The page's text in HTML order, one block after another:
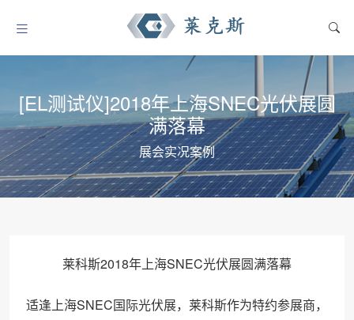
[EL测试仪]2018年上海SNEC光伏展圆
满落幕
展会实况案例
莱科斯2018年上海SNEC光伏展圆满落幕
适逢上海SNEC国际光伏展，莱科斯作为特约参展商，